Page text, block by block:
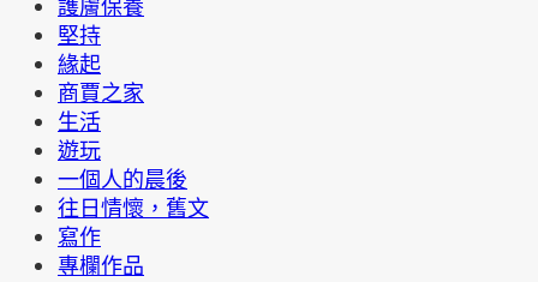
護膚保養
堅持
緣起
商賈之家
生活
遊玩
一個人的晨後
往日情懷，舊文
寫作
專欄作品